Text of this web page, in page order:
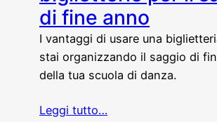
di fine anno
I vantaggi di usare una
stai organizzando il saggio di
della tua scuola di danza.
Leggi tutto…